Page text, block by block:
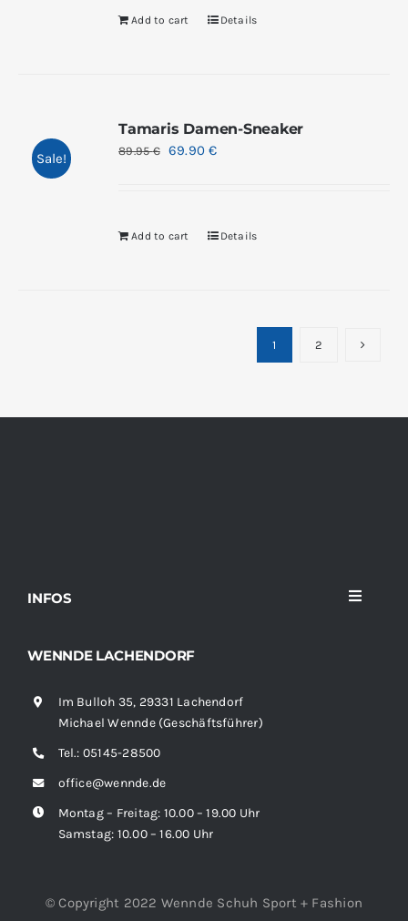
Add to cart Details
Sale!
Tamaris Damen-Sneaker
89.95€ 69.90€
Add to cart Details
1 2
INFOS
Toggle
Sortiment
Kontakt
WENNDE LACHENDORF
Im Bulloh 35, 29331 Lachendorf
Michael Wennde (Geschäftsführer)
Tel.: 05145-28500
office@wennde.de
Montag – Freitag: 10.00 – 19.00 Uhr
Samstag: 10.00 – 16.00 Uhr
© Copyright 2022 Wennde Schuh Sport + Fashion